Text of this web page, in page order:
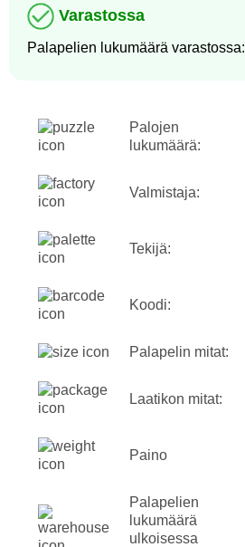
Varastossa
Palapelien lukumäärä varastossa:
Palojen
lukumäärä:
Valmistaja:
Tekijä:
Koodi:
Palapelin mitat:
Laatikon mitat:
Paino
Palapelien
lukumäärä
ulkoisessa